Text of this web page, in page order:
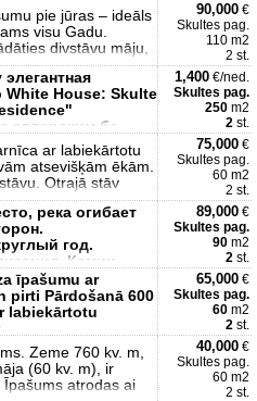
pie jūras – ideāls
visu Gadu.
divstāvu māju,
90,000 €
Skultes pag.
110 m2
2 st.
White House: Skulte
авторским бе
1,400 €/ned.
Skultes pag.
250 m2
2 st.
ar labiekārtotu
atsevišķām ēkām.
Otrajā stāv
75,000 €
Skultes pag.
60 m2
2 st.
река огибает
год.
Камин,
89,000 €
Skultes pag.
90 m2
2 st.
īpašumu ar
pirti Pārdošanā 600
labiekārtotu
65,000 €
Skultes pag.
60 m2
2 st.
Zeme 760 kv. m,
(60 kv. m), ir
atrodas ai
40,000 €
Skultes pag.
60 m2
2 st.